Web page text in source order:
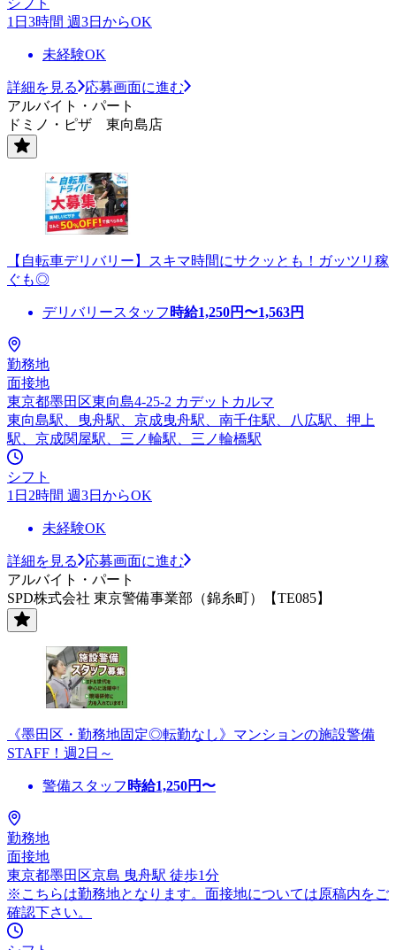
1日3時間 週3日からOK
未経験OK
詳細を見る
応募画面に進む
アルバイト・パート
ドミノ・ピザ 東向島店
【自転車デリバリー】スキマ時間にサクッとも！ガッツリ稼
ぐも◎
デリバリースタッフ 時給1,250円〜1,563円
勤務地
面接地
東京都墨田区東向島4-25-2 カデットカルマ
東向島駅、曳舟駅、京成曳舟駅、南千住駅、八広駅、押上
駅、京成関屋駅、三ノ輪駅、三ノ輪橋駅
シフト
1日2時間 週3日からOK
未経験OK
詳細を見る
応募画面に進む
アルバイト・パート
SPD株式会社 東京警備事業部（錦糸町）【TE085】
《墨田区・勤務地固定◎転勤なし》マンションの施設警備
STAFF！週2日～
警備スタッフ 時給1,250円〜
勤務地
面接地
東京都墨田区京島 曳舟駅 徒歩1分
※こちらは勤務地となります。面接地については原稿内をご
確認下さい。